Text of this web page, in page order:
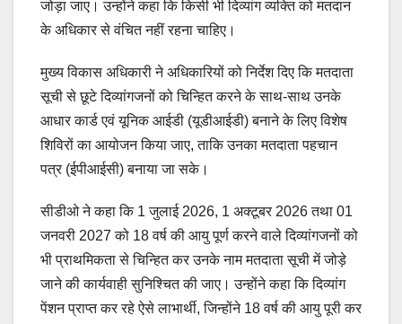
जोड़ा जाए। उन्होंने कहा कि किसी भी दिव्यांग व्यक्ति को मतदान
के अधिकार से वंचित नहीं रहना चाहिए।
मुख्य विकास अधिकारी ने अधिकारियों को निर्देश दिए कि मतदाता
सूची से छूटे दिव्यांगजनों को चिन्हित करने के साथ-साथ उनके
आधार कार्ड एवं यूनिक आईडी (यूडीआईडी) बनाने के लिए विशेष
शिविरों का आयोजन किया जाए, ताकि उनका मतदाता पहचान
पत्र (ईपीआईसी) बनाया जा सके।
सीडीओ ने कहा कि 1 जुलाई 2026, 1 अक्टूबर 2026 तथा 01
जनवरी 2027 को 18 वर्ष की आयु पूर्ण करने वाले दिव्यांगजनों को
भी प्राथमिकता से चिन्हित कर उनके नाम मतदाता सूची में जोड़े
जाने की कार्यवाही सुनिश्चित की जाए। उन्होंने कहा कि दिव्यांग
पेंशन प्राप्त कर रहे ऐसे लाभार्थी, जिन्होंने 18 वर्ष की आयु पूरी कर